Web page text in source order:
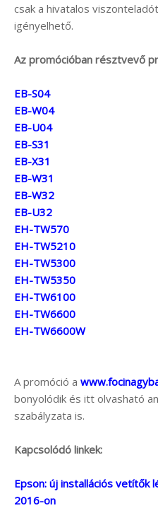
csak a hivatalos
igényelhető.
Az promócióban résztvevő
EB-S04
EB-W04
EB-U04
EB-S31
EB-X31
EB-W31
EB-W32
EB-U32
EH-TW570
EH-TW5210
EH-TW5300
EH-TW5350
EH-TW6100
EH-TW6600
EH-TW6600W
A promóció a
bonyolódik és itt olvasható
szabályzata is.
Kapcsolódó linkek:
Epson: új installációs vetítők
2016-on